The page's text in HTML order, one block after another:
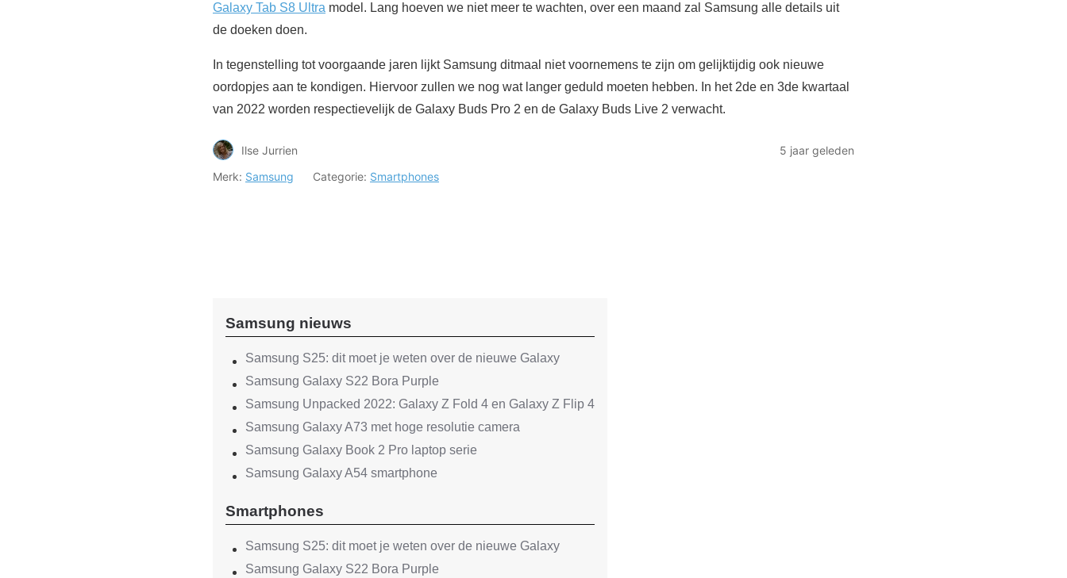
Galaxy Tab S8 Ultra model. Lang hoeven we niet meer te wachten, over een maand zal Samsung alle details uit
de doeken doen.
In tegenstelling tot voorgaande jaren lijkt Samsung ditmaal niet voornemens te zijn om gelijktijdig ook nieuwe
oordopjes aan te kondigen. Hiervoor zullen we nog wat langer geduld moeten hebben. In het 2de en 3de kwartaal
van 2022 worden respectievelijk de Galaxy Buds Pro 2 en de Galaxy Buds Live 2 verwacht.
Ilse Jurrien
5 jaar geleden
Merk: Samsung Categorie: Smartphones
Samsung nieuws
Samsung S25: dit moet je weten over de nieuwe Galaxy
Samsung Galaxy S22 Bora Purple
Samsung Unpacked 2022: Galaxy Z Fold 4 en Galaxy Z Flip 4
Samsung Galaxy A73 met hoge resolutie camera
Samsung Galaxy Book 2 Pro laptop serie
Samsung Galaxy A54 smartphone
Smartphones
Samsung S25: dit moet je weten over de nieuwe Galaxy
Samsung Galaxy S22 Bora Purple